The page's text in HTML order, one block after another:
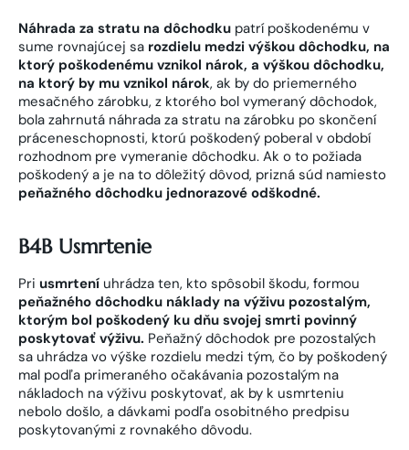
Náhrada za stratu na dôchodku patrí poškodenému v
sume rovnajúcej sa rozdielu medzi výškou dôchodku, na
ktorý poškodenému vznikol nárok, a výškou dôchodku,
na ktorý by mu vznikol nárok, ak by do priemerného
mesačného zárobku, z ktorého bol vymeraný dôchodok,
bola zahrnutá náhrada za stratu na zárobku po skončení
práceneschopnosti, ktorú poškodený poberal v období
rozhodnom pre vymeranie dôchodku. Ak o to požiada
poškodený a je na to dôležitý dôvod, prizná súd namiesto
peňažného dôchodku jednorazové odškodné.
B4B Usmrtenie
Pri usmrtení uhrádza ten, kto spôsobil škodu, formou
peňažného dôchodku náklady na výživu pozostalým,
ktorým bol poškodený ku dňu svojej smrti povinný
poskytovať výživu. Peňažný dôchodok pre pozostalých
sa uhrádza vo výške rozdielu medzi tým, čo by poškodený
mal podľa primeraného očakávania pozostalým na
nákladoch na výživu poskytovať, ak by k usmrteniu
nebolo došlo, a dávkami podľa osobitného predpisu
poskytovanými z rovnakého dôvodu.